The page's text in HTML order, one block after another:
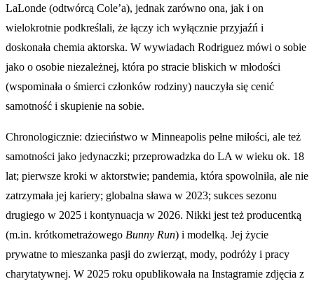
LaLonde (odtwórcą Cole’a), jednak zarówno ona, jak i on
wielokrotnie podkreślali, że łączy ich wyłącznie przyjaźń i
doskonała chemia aktorska. W wywiadach Rodriguez mówi o sobie
jako o osobie niezależnej, która po stracie bliskich w młodości
(wspominała o śmierci członków rodziny) nauczyła się cenić
samotność i skupienie na sobie.
Chronologicznie: dzieciństwo w Minneapolis pełne miłości, ale też
samotności jako jedynaczki; przeprowadzka do LA w wieku ok. 18
lat; pierwsze kroki w aktorstwie; pandemia, która spowolniła, ale nie
zatrzymała jej kariery; globalna sława w 2023; sukces sezonu
drugiego w 2025 i kontynuacja w 2026. Nikki jest też producentką
(m.in. krótkometrażowego Bunny Run) i modelką. Jej życie
prywatne to mieszanka pasji do zwierząt, mody, podróży i pracy
charytatywnej. W 2025 roku opublikowała na Instagramie zdjęcia z